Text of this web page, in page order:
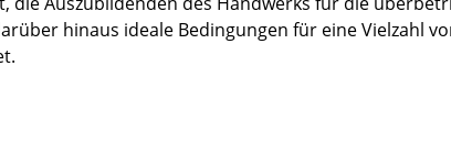
hinaus ideale Bedingungen für eine Vielzahl